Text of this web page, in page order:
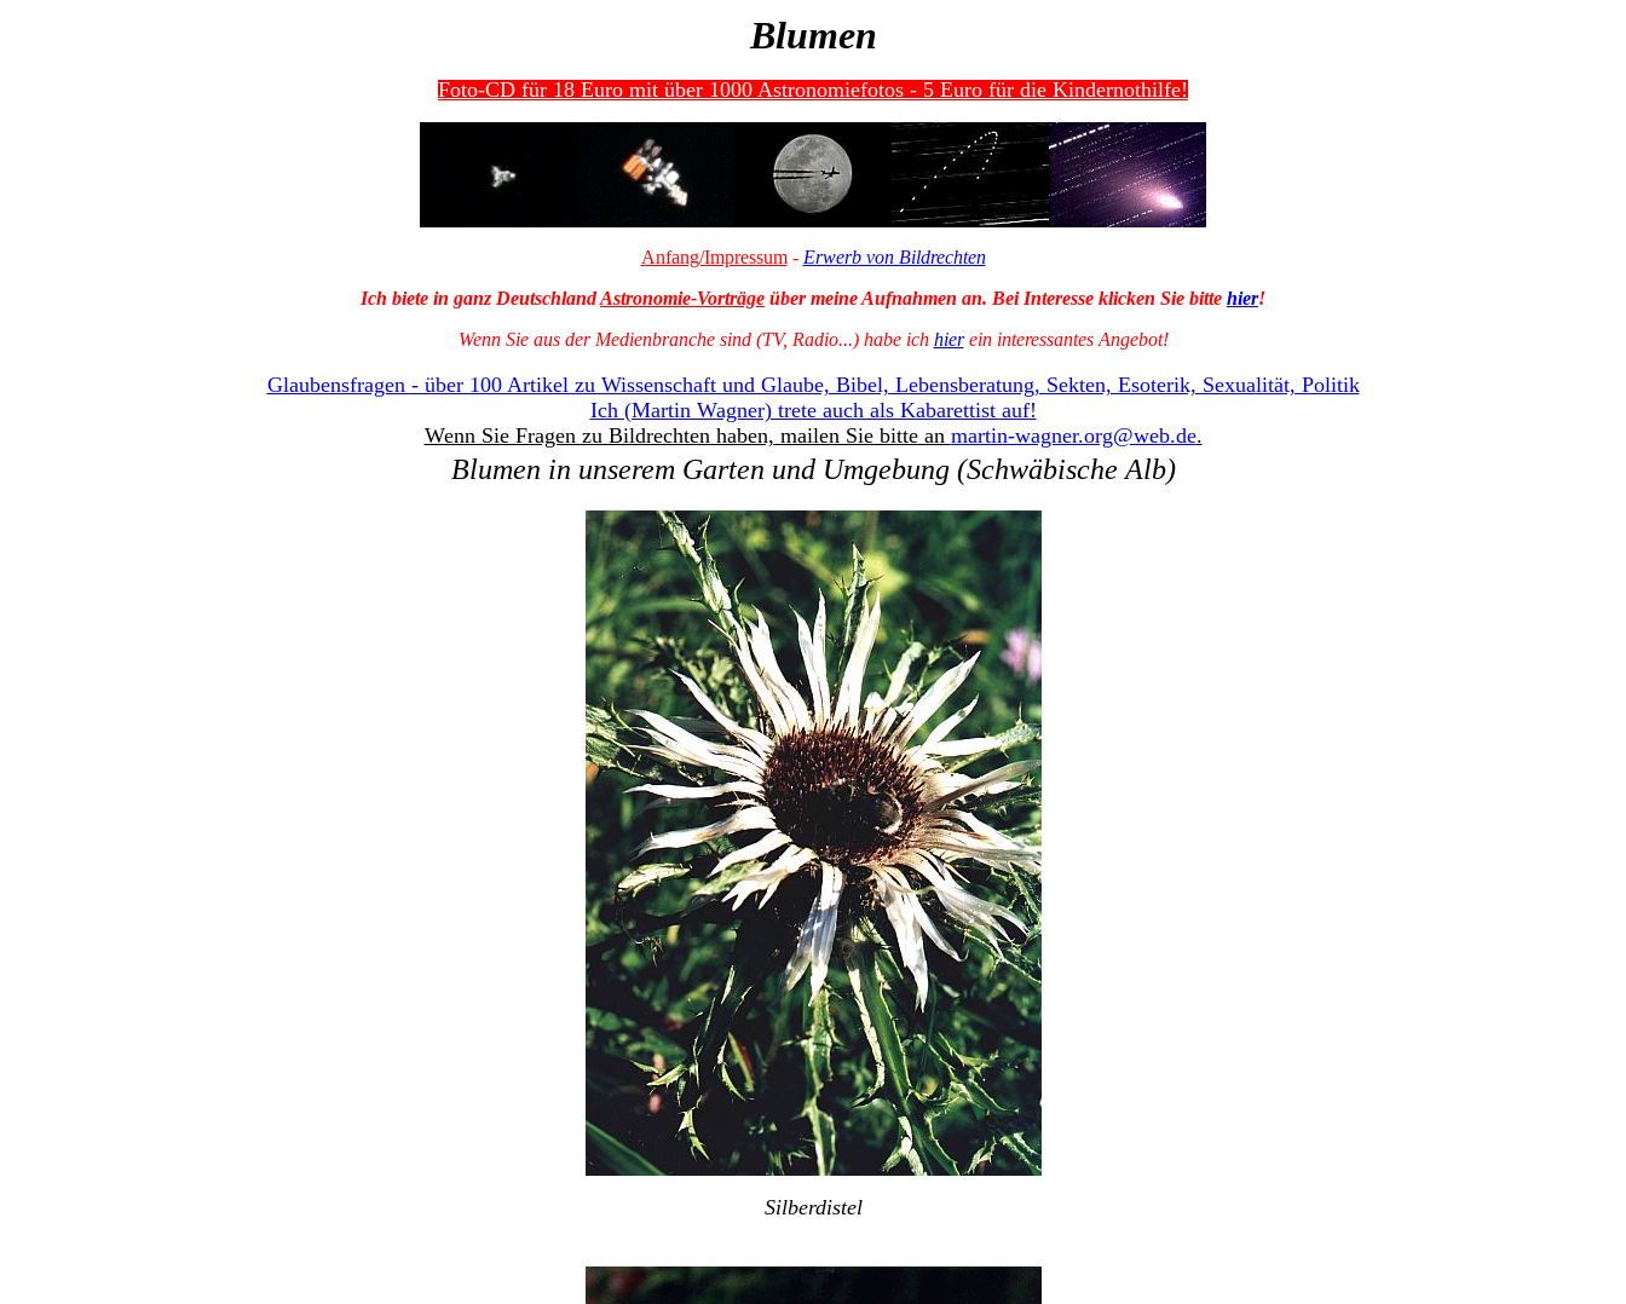
Blumen
Foto-CD für 18 Euro mit über 1000 Astronomiefotos - 5 Euro für die Kindernothilfe!
Anfang/Impressum- Erwerb von Bildrechten
Ich biete in ganz DeutschlandAstronomie-Vorträge über meine Aufnahmen an. Bei Interesse klicken Sie bitte hier!
Wenn Sie aus der Medienbranche sind (TV, Radio...) habe ich hierein interessantes Angebot!
Glaubensfragen - über 100 Artikel zu Wissenschaft und Glaube, Bibel, Lebensberatung, Sekten, Esoterik, Sexualität, Politik
Ich (Martin Wagner) trete auch als Kabarettist auf!
Wenn Sie Fragen zu Bildrechten haben, mailen Sie bitte an martin-wagner.org@web.de.
Blumen in unserem Garten und Umgebung (Schwäbische Alb)
Silberdistel